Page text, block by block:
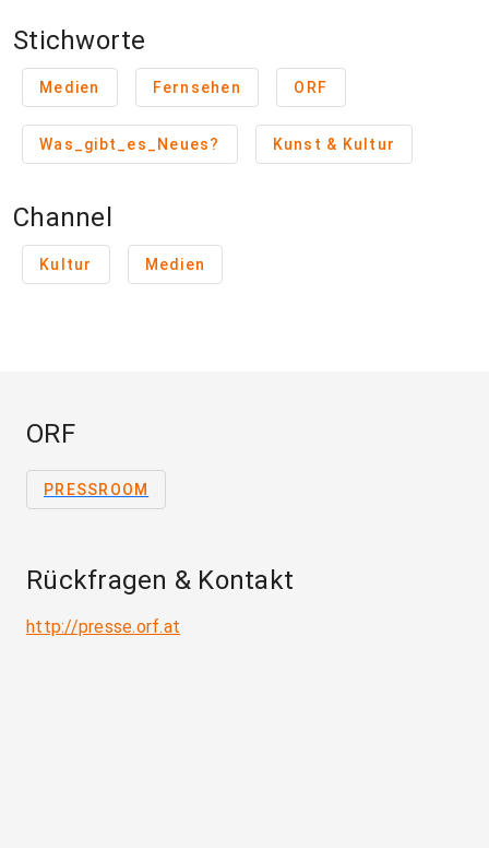
Stichworte
Medien Fernsehen ORF
Was_gibt_es_Neues? Kunst & Kultur
Channel
Kultur Medien
ORF
PRESSROOM
Rückfragen & Kontakt
http://presse.orf.at